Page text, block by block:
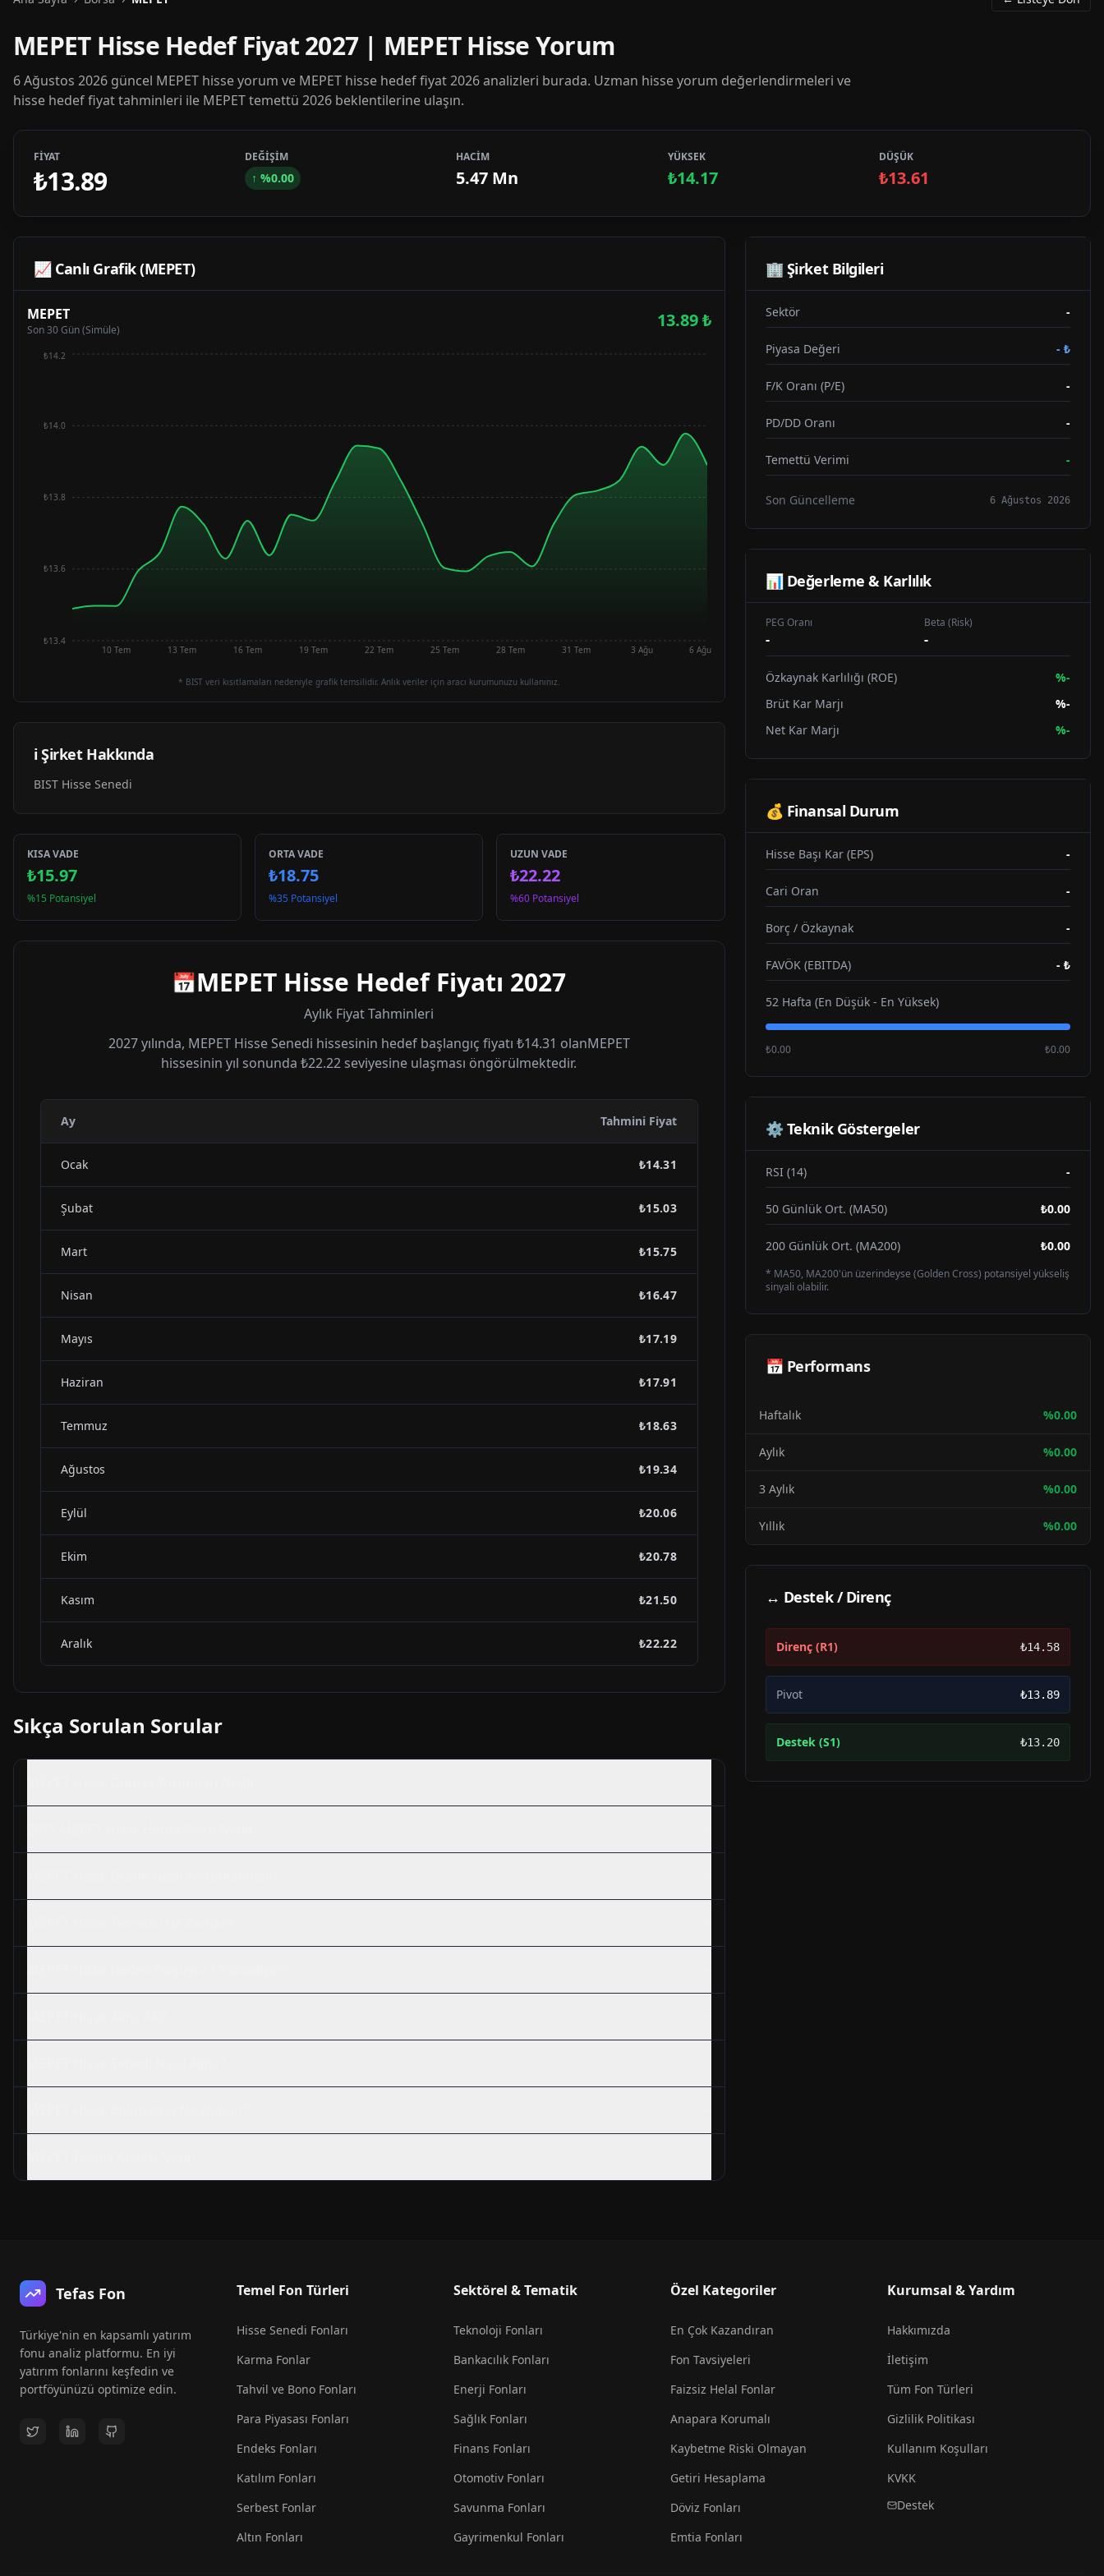
MEPET Hisse Hedef Fiyat 2027 | MEPET Hisse Yorum
6 Ağustos 2026 güncel MEPET hisse yorum ve MEPET hisse hedef fiyat 2026 analizleri burada. Uzman hisse yorum değerlendirmeleri ve
hisse hedef fiyat tahminleri ile MEPET temettü 2026 beklentilerine ulaşın.
FİYAT
₺13.89
DEĞİŞİM
↑ %0.00
HACİM
5.47 Mn
YÜKSEK
₺14.17
DÜŞÜK
₺13.61
📈 Canlı Grafik (MEPET)
MEPET
Son 30 Gün (Simüle) 13.89₺
10 Tem 13 Tem 16 Tem 19 Tem 22 Tem 25 Tem 28 Tem 31 Tem 3 Ağu 6 Ağu
₺13.4
₺13.6
₺13.8
₺14.0
₺14.2
* BIST veri kısıtlamaları nedeniyle grafik temsilidir. Anlık veriler için aracı kurumunuzu kullanınız.
ℹ️ Şirket Hakkında
BIST Hisse Senedi
KISA VADE
₺15.97
%15 Potansiyel
ORTA VADE
₺18.75
%35 Potansiyel
UZUN VADE
₺22.22
%60 Potansiyel
📅MEPET Hisse Hedef Fiyatı 2027
Aylık Fiyat Tahminleri
2027yılında, MEPETHisse Senedi hissesinin hedef başlangıç fiyatı ₺14.31 olanMEPET
hissesinin yıl sonunda₺22.22 seviyesine ulaşması öngörülmektedir.
Ay Tahmini Fiyat
Ocak ₺14.31
Şubat ₺15.03
Mart ₺15.75
Nisan ₺16.47
Mayıs ₺17.19
Haziran ₺17.91
Temmuz ₺18.63
Ağustos ₺19.34
Eylül ₺20.06
Ekim ₺20.78
Kasım ₺21.50
Aralık ₺22.22
Sıkça Sorulan Sorular
🏢 Şirket Bilgileri
Sektör -
Piyasa Değeri - ₺
F/K Oranı (P/E) -
PD/DD Oranı -
Temettü Verimi -
Son Güncelleme 6 Ağustos 2026
📊 Değerleme & Karlılık
PEG Oranı
-
Beta (Risk)
-
Özkaynak Karlılığı (ROE) %-
Brüt Kar Marjı
%-
Net Kar Marjı
%-
💰 Finansal Durum
Hisse Başı Kar (EPS) -
Cari Oran -
Borç / Özkaynak -
FAVÖK (EBITDA) - ₺
52 Hafta (En Düşük - En Yüksek)
₺0.00 ₺0.00
⚙️ Teknik Göstergeler
RSI (14) -
50 Günlük Ort. (MA50) ₺0.00
200 Günlük Ort. (MA200) ₺0.00
* MA50, MA200'ün üzerindeyse (Golden Cross) potansiyel yükseliş
sinyali olabilir.
📅 Performans
Haftalık %0.00
Aylık %0.00
3 Aylık %0.00
Yıllık %0.00
↔ Destek / Direnç
Direnç (R1) ₺14.58
Pivot ₺13.89
Destek (S1) ₺13.20
Tefas Fon
Türkiye'nin en kapsamlı yatırım
fonu analiz platformu. En iyi
yatırım fonlarını keşfedin ve
portföyünüzü optimize edin.
Temel Fon Türleri
Hisse Senedi Fonları
Karma Fonlar
Tahvil ve Bono Fonları
Para Piyasası Fonları
Endeks Fonları
Katılım Fonları
Serbest Fonlar
Altın Fonları
Sektörel & Tematik
Teknoloji Fonları
Bankacılık Fonları
Enerji Fonları
Sağlık Fonları
Finans Fonları
Otomotiv Fonları
Savunma Fonları
Gayrimenkul Fonları
Özel Kategoriler
En Çok Kazandıran
Fon Tavsiyeleri
Faizsiz Helal Fonlar
Anapara Korumalı
Kaybetme Riski Olmayan
Getiri Hesaplama
Döviz Fonları
Emtia Fonları
Kurumsal & Yardım
Hakkımızda
İletişim
Tüm Fon Türleri
Gizlilik Politikası
Kullanım Koşulları
KVKK
Destek